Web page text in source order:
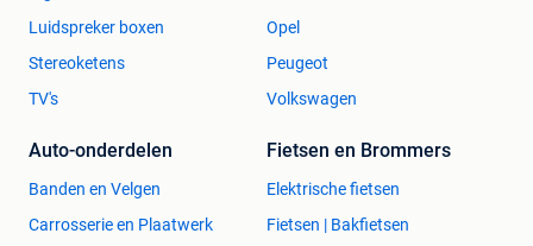
Luidspreker boxen
Stereoketens
TV's
Opel
Peugeot
Volkswagen
Auto-onderdelen
Banden en Velgen
Carrosserie en Plaatwerk
Fietsen en Brommers
Elektrische fietsen
Fietsen | Bakfietsen